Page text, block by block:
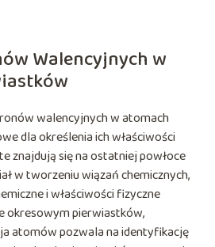
Walencyjnych w
walencyjnych w atomach
dla określenia ich właściwości
znajdują się na ostatniej powłoce
w tworzeniu wiązań chemicznych,
i właściwości fizyczne
okresowym pierwiastków,
atomów pozwala na identyfikację